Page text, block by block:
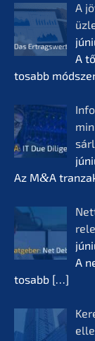
A
A
tosabb
Az M&A
A
tosabb […]